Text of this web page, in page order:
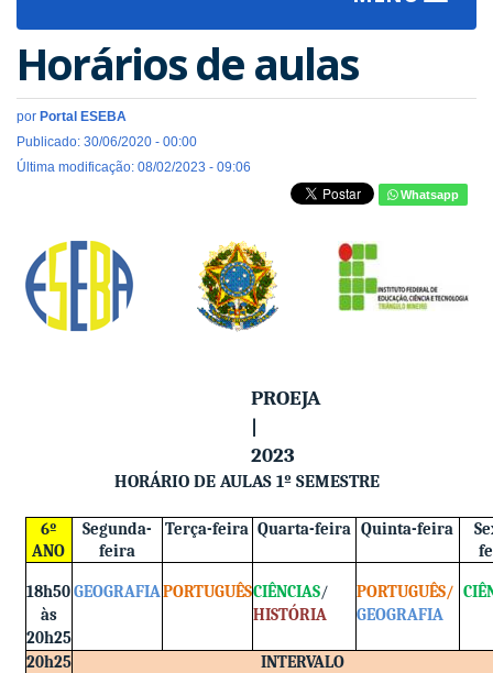
Horários de aulas
por Portal ESEBA
Publicado: 30/06/2020 - 00:00
Última modificação: 08/02/2023 - 09:06
Whatsapp
PROEJA
|
2023
HORÁRIO DE AULAS 1º SEMESTRE
6º
ANO
Segunda-
feira
Terça-feira Quarta-feira Quinta-feira
18h50
às
20h25
GEOGRAFIAPORTUGUÊSCIÊNCIAS/
HISTÓRIA
PORTUGUÊS/
GEOGRAFIA
20h25
INTERVALO